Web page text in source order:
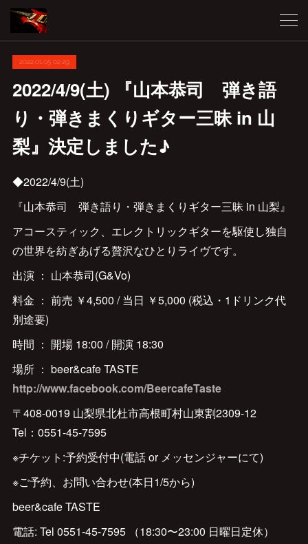
2022.01.05 02:29
2022/4/9(土) 『山本恭司 弾き語
り・弾きまくりギター三昧 in 山
梨』決定しました♪
◆2022/4/9(土)
『山本恭司 弾き語り・弾きまくりギター三昧 in 山梨』
アコースティック、エレクトリックギターを駆使し独自
の世界を紡ぎあげる贅沢なひとりライヴです。
出演 ： 山本恭司(G&Vo)
料金 ： 前売 ￥4,500 / 当日 ￥5,000 (税込・1ドリンク代
別途要)
時間 ： 開場 18:00 / 開演 18:30
場所 ： beer&cafe TASTE
http://www.facebook.com/BeercafeTaste
〒408-0019 山梨県北杜市高根町村山東割2309-12
Tel：0551-45-7595
※チケット:予約受付中(電話 or メッセンジャーにて)
※ご予約、お問い合わせ(本日1/5から)
beer&cafe TASTE
電話: Tel 0551-45-7595 （18:30〜23:00 日曜日定休）